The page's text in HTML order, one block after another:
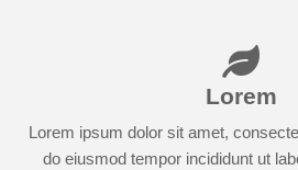
Lorem
Lorem ipsum dolor sit amet,
do eiusmod tempor incididunt ut